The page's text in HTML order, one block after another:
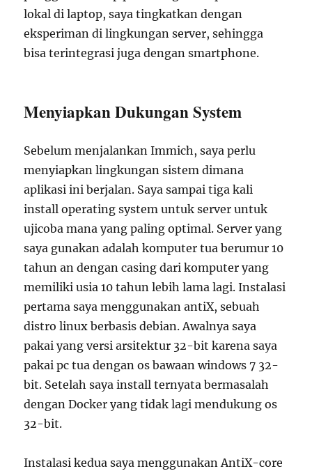
lokal di laptop, saya tingkatkan dengan
eksperiman di lingkungan server, sehingga
bisa terintegrasi juga dengan smartphone.
Menyiapkan Dukungan System
Sebelum menjalankan Immich, saya perlu
menyiapkan lingkungan sistem dimana
aplikasi ini berjalan. Saya sampai tiga kali
install operating system untuk server untuk
ujicoba mana yang paling optimal. Server yang
saya gunakan adalah komputer tua berumur 10
tahun an dengan casing dari komputer yang
memiliki usia 10 tahun lebih lama lagi. Instalasi
pertama saya menggunakan antiX, sebuah
distro linux berbasis debian. Awalnya saya
pakai yang versi arsitektur 32-bit karena saya
pakai pc tua dengan os bawaan windows 7 32-
bit. Setelah saya install ternyata bermasalah
dengan Docker yang tidak lagi mendukung os
32-bit.
Instalasi kedua saya menggunakan AntiX-core